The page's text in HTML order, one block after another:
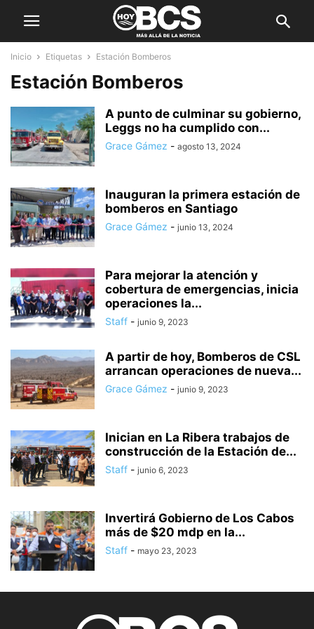
Inicio Etiquetas Estación Bomberos
Estación Bomberos
A punto de culminar su gobierno,
Leggs no ha cumplido con...
Grace Gámez - agosto 13, 2024
Inauguran la primera estación de
bomberos en Santiago
Grace Gámez - junio 13, 2024
Para mejorar la atención y
cobertura de emergencias, inicia
operaciones la...
Staff - junio 9, 2023
A partir de hoy, Bomberos de CSL
arrancan operaciones de nueva...
Grace Gámez - junio 9, 2023
Inician en La Ribera trabajos de
construcción de la Estación de...
Staff - junio 6, 2023
Invertirá Gobierno de Los Cabos
más de $20 mdp en la...
Staff - mayo 23, 2023